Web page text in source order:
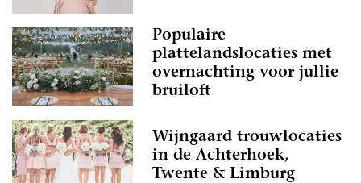
Populaire
plattelandslocaties met
overnachting voor jullie
bruiloft
Wijngaard trouwlocaties
in de Achterhoek,
Twente & Limburg